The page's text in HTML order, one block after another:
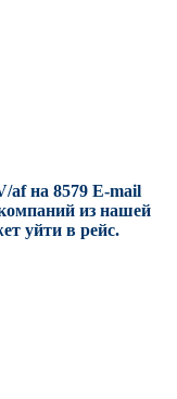
на 8579 E-mail
из нашей
уйти в рейс.